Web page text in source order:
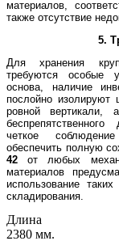
материалов,
также отсутствие
5.
Для хранения
требуются особые
основа, наличие
послойно изолируют
ровной вертикали,
четкое
обеспечить полную
42 от любых
материалов
использование
складирования.
Длина
2380 мм.